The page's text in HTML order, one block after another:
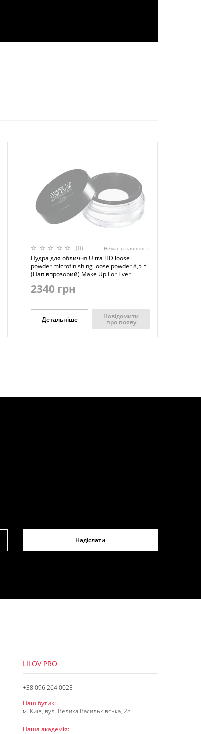
(0) Немає в наявності
Пудра для обличчя Ultra HD loose
powder microfinishing loose powder 8,5 г
(Напівпрозорий) Make Up For Ever
2340 грн
Детальніше Повідомити
про появу
Надіслати
LILOV PRO
+38 096 264 0025
Наш бутик:
м. Київ, вул. Велика Васильківська, 28
Наша академія: